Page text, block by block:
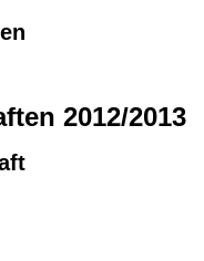
2012/2013